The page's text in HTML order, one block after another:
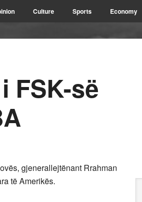
Culture Sports Economy
FSK-së
gjenerallejtënant Rrahman
të Amerikës.